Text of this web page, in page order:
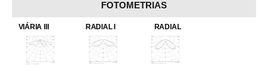
FOTOMETRIAS
VIÁRIA III RADIAL I RADIAL